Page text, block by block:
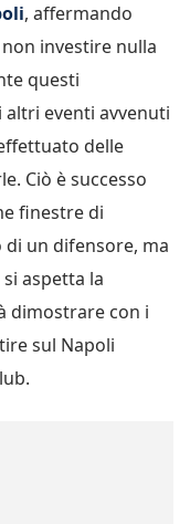
, affermando
investire nulla
questi
eventi avvenuti
delle
Ciò è successo
finestre di
di un difensore, ma
aspetta la
dimostrare con i
sul Napoli